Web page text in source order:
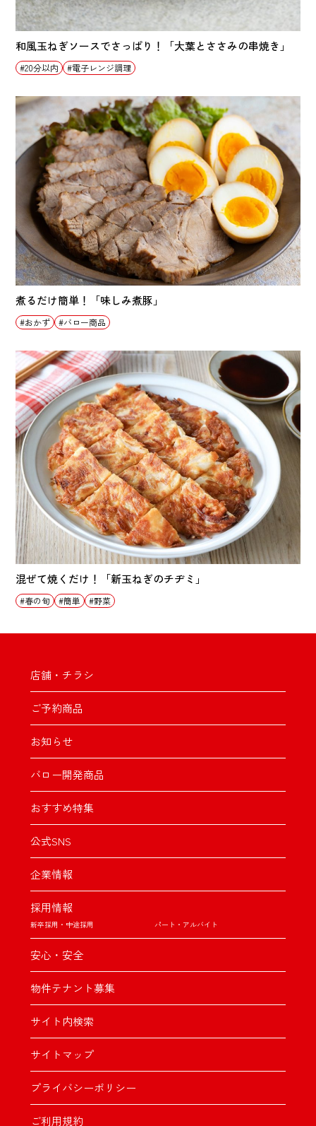
和風玉ねぎソースでさっぱり！「大葉とささみの串焼き」
20分以内 電子レンジ調理
煮るだけ簡単！「味しみ煮豚」
おかず バロー商品
混ぜて焼くだけ！「新玉ねぎのチヂミ」
春の旬 簡単 野菜
店舗・チラシ
ご予約商品
お知らせ
バロー開発商品
おすすめ特集
公式SNS
企業情報
採用情報
新卒採用・中途採用 パート・アルバイト
安心・安全
物件テナント募集
サイト内検索
サイトマップ
プライバシーポリシー
ご利用規約